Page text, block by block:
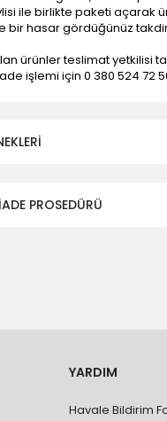
ile birlikte paketi açarak
bir hasar gördüğünüz
ürünler teslimat yetkilisi
işlemi için 0 380 524 72
PROSEDÜRÜ
ürünlerde ölçü, ebat,
küvet, kabin, banyo
mutlaka ölçü ve ebat
YARDIM
Havale Bildirim